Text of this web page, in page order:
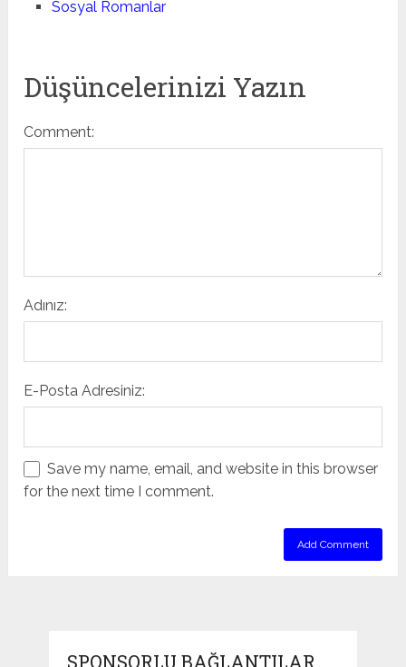
Sosyal Romanlar
Düşüncelerinizi Yazın
Comment:
Adınız:
E-Posta Adresiniz:
Save my name, email, and website in this browser
for the next time I comment.
SPONSORLU BAĞLANTILAR